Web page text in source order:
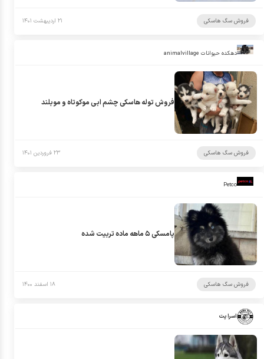
فروش سگ هاسکی ۲۱ اردیبهشت ۱۴۰۱
دهکده حیوانات animalvillage
فروش توله هاسکی چشم ابی موکوتاه و موبلند
فروش سگ هاسکی ۲۳ فروردین ۱۴۰۱
Petco
پامسکی ۵ ماهه ماده تربیت شده
فروش سگ هاسکی ۱۸ اسفند ۱۴۰۰
اسرا پت